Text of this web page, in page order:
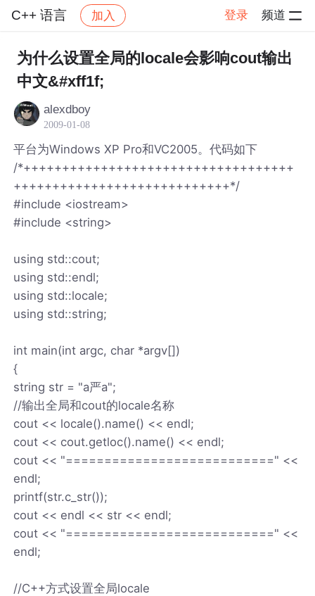
C++ 语言 加入 登录 频道
社区 C++ 语言 帖子详情
为什么设置全局的locale会影响cout输出
中文&#xff1f;
alexdboy
2009-01-08
平台为Windows XP Pro和VC2005。代码如下
/*+++++++++++++++++++++++++++++++++++
++++++++++++++++++++++++++++*/
#include <iostream>
#include <string>
using std::cout;
using std::endl;
using std::locale;
using std::string;
int main(int argc, char *argv[])
{
string str = "a严a";
//输出全局和cout的locale名称
cout << locale().name() << endl;
cout << cout.getloc().name() << endl;
cout << "===========================" <<
endl;
printf(str.c_str());
cout << endl << str << endl;
cout << "===========================" <<
endl;
//C++方式设置全局locale